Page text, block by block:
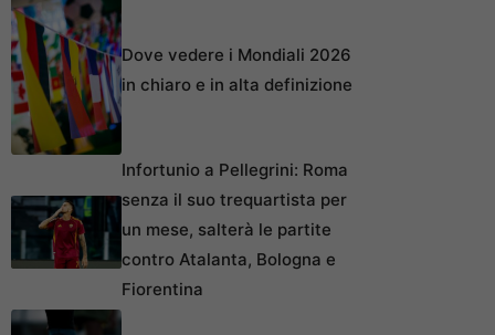
Dove vedere i Mondiali 2026
in chiaro e in alta definizione
Infortunio a Pellegrini: Roma
senza il suo trequartista per
un mese, salterà le partite
contro Atalanta, Bologna e
Fiorentina